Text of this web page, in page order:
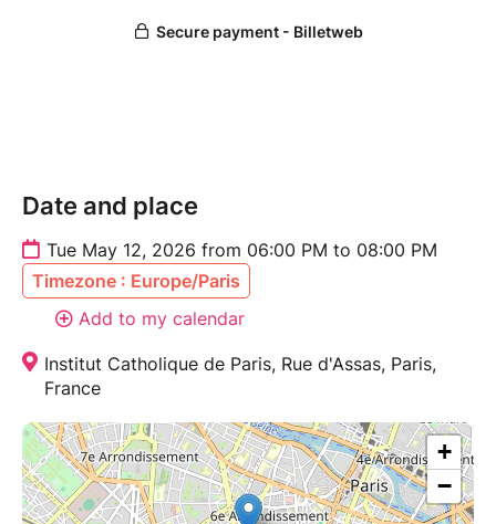
Date and place
Tue May 12, 2026 from 06:00 PM to 08:00 PM
Timezone : Europe/Paris
Add to my calendar
Institut Catholique de Paris, Rue d'Assas, Paris,
France
+
−